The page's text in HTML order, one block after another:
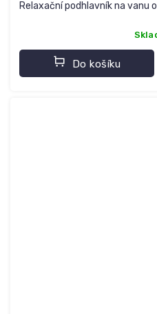
Relaxační podhlavník na vanu
Do košíku